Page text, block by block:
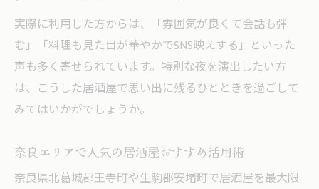
実際に利用した方からは、「雰囲気が良くて会話も弾
む」「料理も見た目が華やかでSNS映えする」といった
声も多く寄せられています。特別な夜を演出したい方
は、こうした居酒屋で思い出に残るひとときを過ごして
みてはいかがでしょうか。
奈良エリアで人気の居酒屋おすすめ活用術
奈良県北葛城郡王寺町や生駒郡安堵町で居酒屋を最大限